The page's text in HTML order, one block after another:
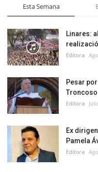
Esta Semana
Linares:
Editora
Pesar
Troncoso
Editora
Ex
Pamela
Editora